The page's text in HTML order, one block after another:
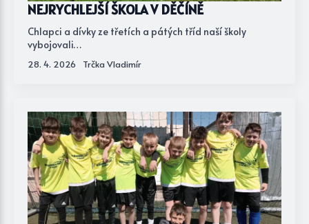
NEJRYCHLEJŠÍ ŠKOLA V DĚČÍNĚ
28. 4. 2026 Trčka Vladimír
Chlapci a dívky ze třetích a pátých tříd naší školy
vybojovali…